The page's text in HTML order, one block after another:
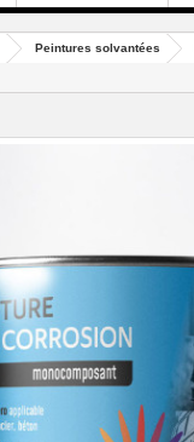
Peintures solvantées